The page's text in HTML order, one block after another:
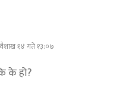
१४ गते १३:०७
के हो?